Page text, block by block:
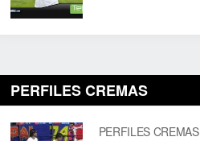
PERFILES CREMAS
PERFILES CREMAS